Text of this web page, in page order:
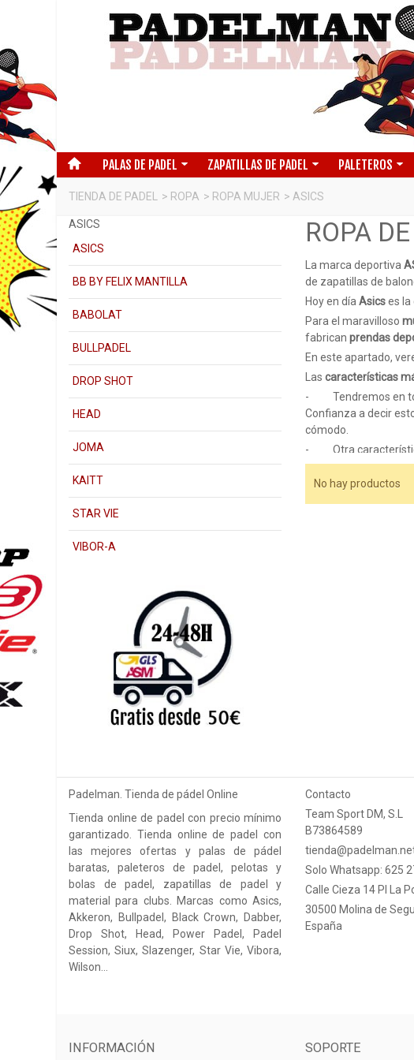
PALAS DE PADEL ZAPATILLAS DE PADEL PALETEROS
TIENDA DE PADEL > ROPA > ROPA MUJER > ASICS
ASICS
ASICS
BB BY FELIX MANTILLA
BABOLAT
BULLPADEL
DROP SHOT
HEAD
JOMA
KAITT
STAR VIE
VIBOR-A
La marca deportiva
de zapatillas de
Hoy en día Asicses la
Para el maravilloso
fabrican prendas
En este apartado,
Las características
- Tendremos en
Confianza a decir
cómodo.
- Otra
necesitamos ropa
rápido. Es hora de
- Para todas las
No hay productos
Padelman. Tienda de pádel Online
Tienda online de padel con precio mínimo
garantizado. Tienda online de padel con
las mejores ofertas y palas de pádel
baratas, paleteros de padel, pelotas y
bolas de padel, zapatillas de padel y
material para clubs. Marcas como Asics,
Akkeron, Bullpadel, Black Crown, Dabber,
Drop Shot, Head, Power Padel, Padel
Session, Siux, Slazenger, Star Vie, Vibora,
Wilson…
Contacto
Team Sport DM, S.L
B73864589
Solo Whatsapp: 625
Calle Cieza 14 PI La
30500 Molina de
España
INFORMACIÓN SOPORTE